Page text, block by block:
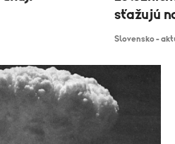
sťažujú
Slovensko -